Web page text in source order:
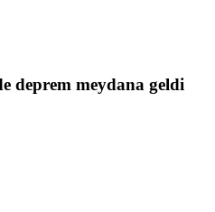
deprem meydana geldi